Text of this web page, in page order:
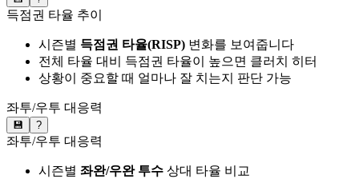
득점권 타율 추이
시즌별 득점권 타율(RISP) 변화를 보여줍니다
전체 타율 대비 득점권 타율이 높으면 클러치 히터
상황이 중요할 때 얼마나 잘 치는지 판단 가능
좌투/우투 대응력
💾 ?
좌투/우투 대응력
시즌별 좌완/우완 투수 상대 타율 비교